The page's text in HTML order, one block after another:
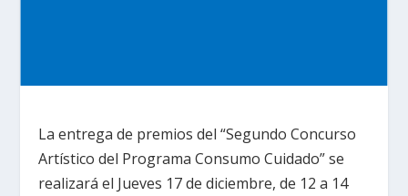
La entrega de premios del “Segundo Concurso
Artístico del Programa Consumo Cuidado” se
realizará el Jueves 17 de diciembre, de 12 a 14